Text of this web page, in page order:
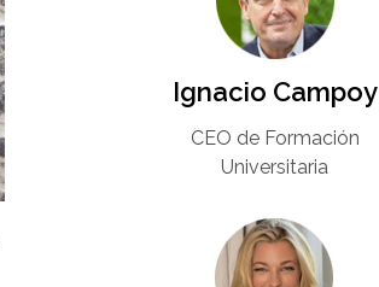
Ignacio Campoy​
CEO de Formación
Universitaria​